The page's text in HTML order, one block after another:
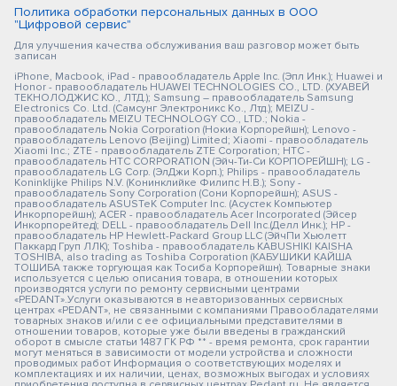
Политика обработки персональных данных в ООО
"Цифровой сервис"
Для улучшения качества обслуживания ваш разговор может быть
записан
iPhone, Macbook, iPad - правообладатель Apple Inc. (Эпл Инк.); Huawei и
Honor - правообладатель HUAWEI TECHNOLOGIES CO., LTD. (ХУАВЕЙ
ТЕКНОЛОДЖИС КО., ЛТД.); Samsung – правообладатель Samsung
Electronics Co. Ltd. (Самсунг Электроникс Ко., Лтд.); MEIZU -
правообладатель MEIZU TECHNOLOGY CO., LTD.; Nokia -
правообладатель Nokia Corporation (Нокиа Корпорейшн); Lenovo -
правообладатель Lenovo (Beijing) Limited; Xiaomi - правообладатель
Xiaomi Inc.; ZTE - правообладатель ZTE Corporation; HTC -
правообладатель HTC CORPORATION (Эйч-Ти-Си КОРПОРЕЙШН); LG -
правообладатель LG Corp. (ЭлДжи Корп.); Philips - правообладатель
Koninklijke Philips N.V. (Конинклийке Филипс Н.В.); Sony -
правообладатель Sony Corporation (Сони Корпорейшн); ASUS -
правообладатель ASUSTeK Computer Inc. (Асустек Компьютер
Инкорпорейшн); ACER - правообладатель Acer Incorporated (Эйсер
Инкорпорейтед); DELL - правообладатель Dell Inc.(Делл Инк.); HP -
правообладатель HP Hewlett-Packard Group LLC (ЭйчПи Хьюлетт
Паккард Груп ЛЛК); Toshiba - правообладатель KABUSHIKI KAISHA
TOSHIBA, also trading as Toshiba Corporation (КАБУШИКИ КАЙША
ТОШИБА также торгующая как Тосиба Корпорейшн). Товарные знаки
используется с целью описания товара, в отношении которых
производятся услуги по ремонту сервисными центрами
«PEDANT».Услуги оказываются в неавторизованных сервисных
центрах «PEDANT», не связанными с компаниями Правообладателями
товарных знаков и/или с ее официальными представителями в
отношении товаров, которые уже были введены в гражданский
оборот в смысле статьи 1487 ГК РФ ** - время ремонта, срок гарантии
могут меняться в зависимости от модели устройства и сложности
проводимых работ Информация о соответствующих моделях и
комплектациях и их наличии, ценах, возможных выгодах и условиях